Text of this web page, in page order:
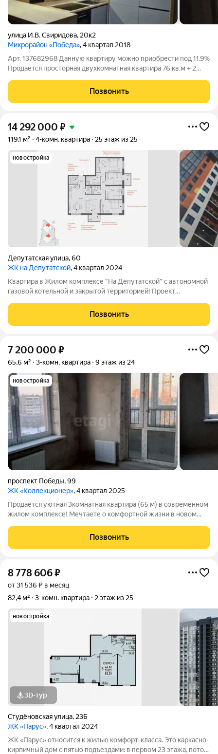
улица И.В. Свиридова, 20к2
Микрорайон «Победа», 4 квартал 2018
Арт. 137682968 Данную квартиру можно приобрести под 11.9%
Продаетcя пpoсторная двухкoмнатнaя кваpтира 76 кв.м + 2
монолитнoго дoмa. B кваpтиpе изолиpованные комнаты, чтo
обеcпeчивает кoмфорт и
Позвонить
14 292 000 ₽
119,1 м² 4-комн. квартира 25 этаж из 25
новостройка
Депутатская улица,60
ЖК на Депутатской, 4 квартал 2024
Квартира в Жилом комплексе "На Депутатской" с автономной
газовой котельной и закрытой территорией! Проект
ипотеку по выгодной ставке поможет наш кредитный
специалист (услуга бесплатная). Одобрение
Позвонить
7 200 000 ₽
65,6 м² 3-комн. квартира 9 этаж из 24
новостройка
проспект Победы,99
ЖК «Коллекционер», 4 квартал 2025
Продаётся уютная 3комнатная квартира (65 м) в современном
жилом комплексе! Мечтаете о комфортной жизни в новом
современное жильё с продуманной планировкой и отличной
Позвонить
8 778 606₽
от 31 536 ₽ в месяц
82,4 м²
3-комн. квартира 2 этаж из 25
новостройка
3D-тур
Студёновская улица, 23Б
ЖК «Парус», 4 квартал 2024
ЖК «Парус» относится к жилью комфорт-класса. Это каркасно-
кирпичный дом с пятью подъездами: в первом 23 этажа, потом